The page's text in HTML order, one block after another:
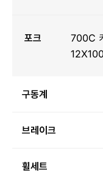
포크
700C
구동계
브레이크
휠세트